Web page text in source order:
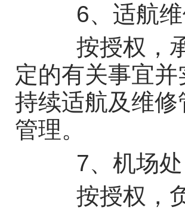
6、适航维
按授权，承
定的有关事宜
持续适航及维
管理。
7、机场处
按授权，负